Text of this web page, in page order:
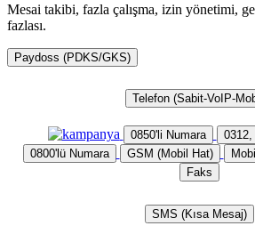
Mesai takibi, fazla çalışma, izin yönetimi,
fazlası.
Paydoss (PDKS/GKS)
Telefon (Sabit-VoIP-
0850'li Numara
0800'lü Numara
GSM (Mobil Hat)
Faks
SMS (Kısa Mesaj)